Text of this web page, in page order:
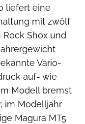
liefert eine
mit zwölf
Shox und
Vario-
auf- wie
Modell bremst
im Modelljahr
Magura MT5